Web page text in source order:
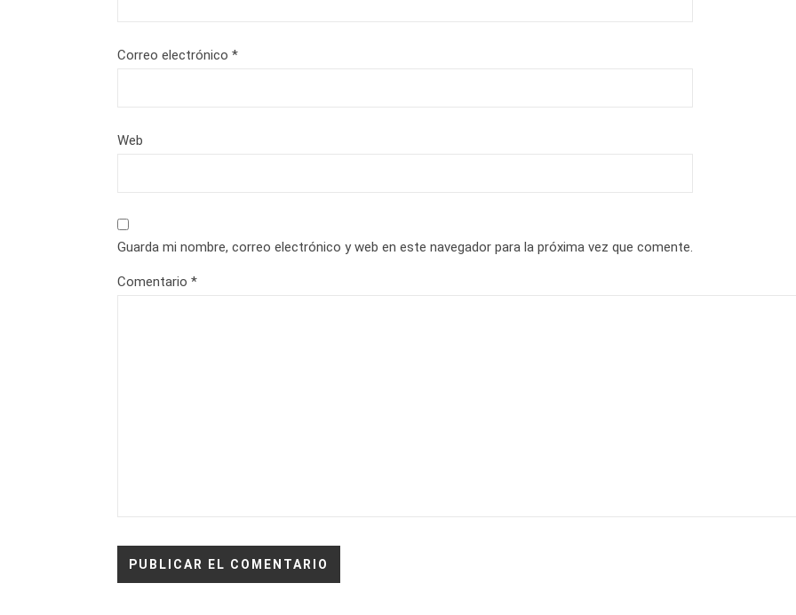
Correo electrónico *
Web
Guarda mi nombre, correo electrónico y web en este navegador para la próxima vez que comente.
Comentario *